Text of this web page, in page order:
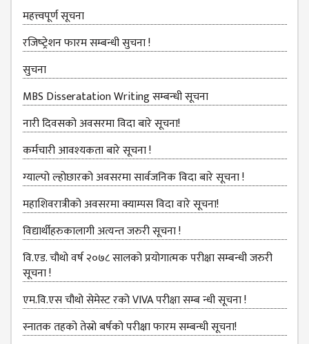
BA SECOND YEAR
BA THIRD YEAR
BA FOURTH YEAR
EDUCATION(B.ED)
B.ED FIRST YEAR
B.ED SECOND YEAR
B.ED THIRD YEAR
B.ED FOURTH YEAR
ONE YEAR B.ED
EDUCATION(M.ED)
M.ED FIRST
SEMESTERS
M.ED SECOND
SEMESTERS
महत्त्वपूर्ण सूचना
रजिष्‍ट्रेशन फारम सम्बन्धी सुचना !
सुचना
MBS Disseratation Writing सम्बन्‍धी सूचना
नारी दिवसको अवसरमा विदा बारे सूचना!
कर्मचारी आवश्‍यकता बारे सूचना !
ग्‍याल्‍पो ल्‍होछारको अवसरमा सार्वजनिक विदा बारे सूचना !
महाशिवरात्रीको अवसरमा क्याम्पस विदा वारे सूचना!
विद्यार्थीहरुकालागी अत्यन्त जरुरी सूचना !
वि.एड. चौथो वर्ष २०७८ सालको प्रयोगात्मक परीक्षा सम्बन्धी जरुरी
सूचना !
एम.वि.एस चौथो सेमेस्ट रको VIVA परीक्षा सम्ब न्धी सूचना !
स्नातक तहको तेस्रो बर्षको परीक्षा फारम सम्बन्‍धी सूचना!